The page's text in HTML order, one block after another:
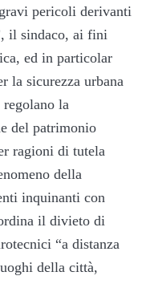
pericoli derivanti
il sindaco, ai fini
ed in particolar
la sicurezza urbana
la
del patrimonio
ragioni di tutela
della
inquinanti con
il divieto di
“a distanza
della città,